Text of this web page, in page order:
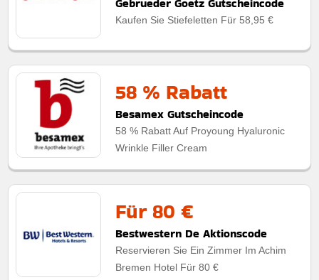
Kaufen Sie Stiefeletten Für 58,95 €
58 % Rabatt
Besamex Gutscheincode
58 % Rabatt Auf Proyoung Hyaluronic
Wrinkle Filler Cream
Für 80 €
Bestwestern De Aktionscode
Reservieren Sie Ein Zimmer Im Achim
Bremen Hotel Für 80 €